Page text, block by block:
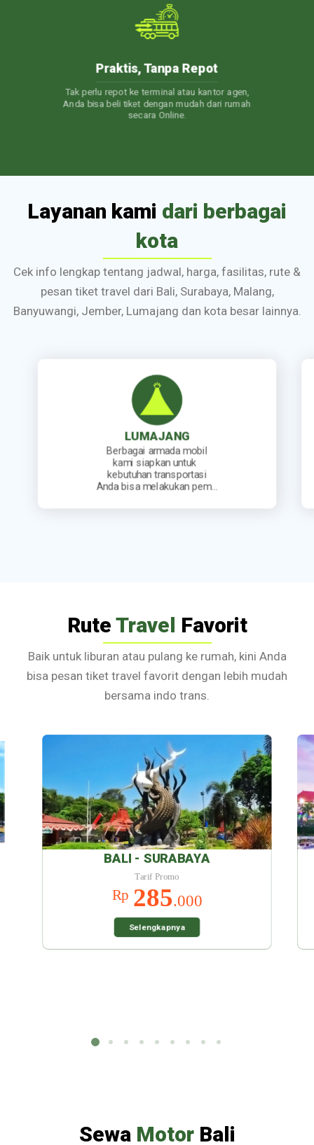
24/7 Customer Care
Layanan Customer Service 24 jam. Jadi, kapan
pun Anda punya pertanyaan, Kami akan selalu
siap membantu.
Layanan kami dari berbagai
kota
Cek info lengkap tentang jadwal, harga, fasilitas, rute &
pesan tiket travel dari Bali, Surabaya, Malang,
Banyuwangi, Jember, Lumajang dan kota besar lainnya.
JEMBER
Kami sediakan jadwal
keberangkatan travel yang
lengkap. Mulai dari travel
berangkat pagi, siang, sore…
Rute Travel Favorit
Baik untuk liburan atau pulang ke rumah, kini Anda
bisa pesan tiket travel favorit dengan lebih mudah
bersama indo trans.
BALI - MALANG
SewaMotorBali